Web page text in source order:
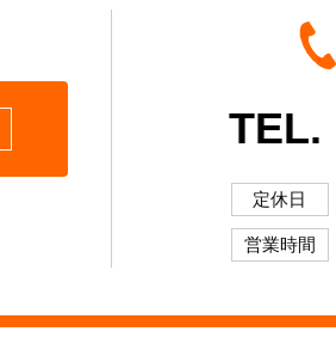
TEL.
定休日
営業時間